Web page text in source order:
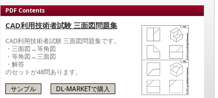
PDF Contents
CAD利用技術者試験 三面図問題集
CAD利用技術者試験 三面図問題集です。
・三面図→等角図
・等角図→三面図
・解答
のセットが48問あります。